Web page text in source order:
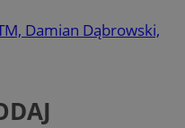
Damian Dąbrowski,